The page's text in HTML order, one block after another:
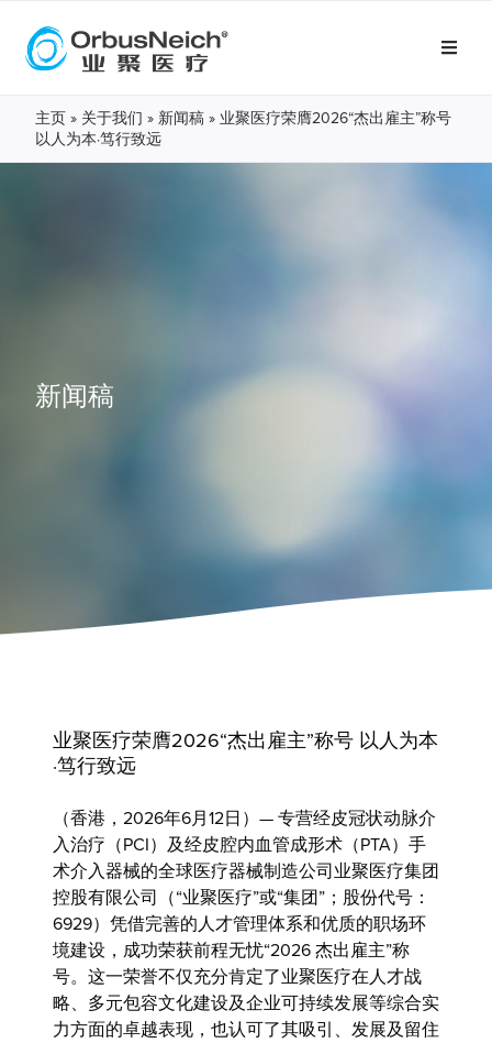
主页 » 关于我们 » 新闻稿 » 业聚医疗荣膺2026“杰出雇主”称号
以人为本·笃行致远
新闻稿
业聚医疗荣膺2026“杰出雇主”称号 以人为本
·笃行致远
（香港，2026年6月12日）— 专营经皮冠状动脉介
入治疗（PCI）及经皮腔内血管成形术（PTA）手
术介入器械的全球医疗器械制造公司 业聚医疗集团
控股有限公司
（“业聚医疗”或“集团”；股份代号：
6929）凭借完善的人才管理体系和优质的职场环
境建设，成功荣获前程无忧“2026 杰出雇主”称
号。这一荣誉不仅充分肯定了业聚医疗在人才战
略、多元包容文化建设及企业可持续发展等综合实
力方面的卓越表现，也认可了其吸引、发展及留住